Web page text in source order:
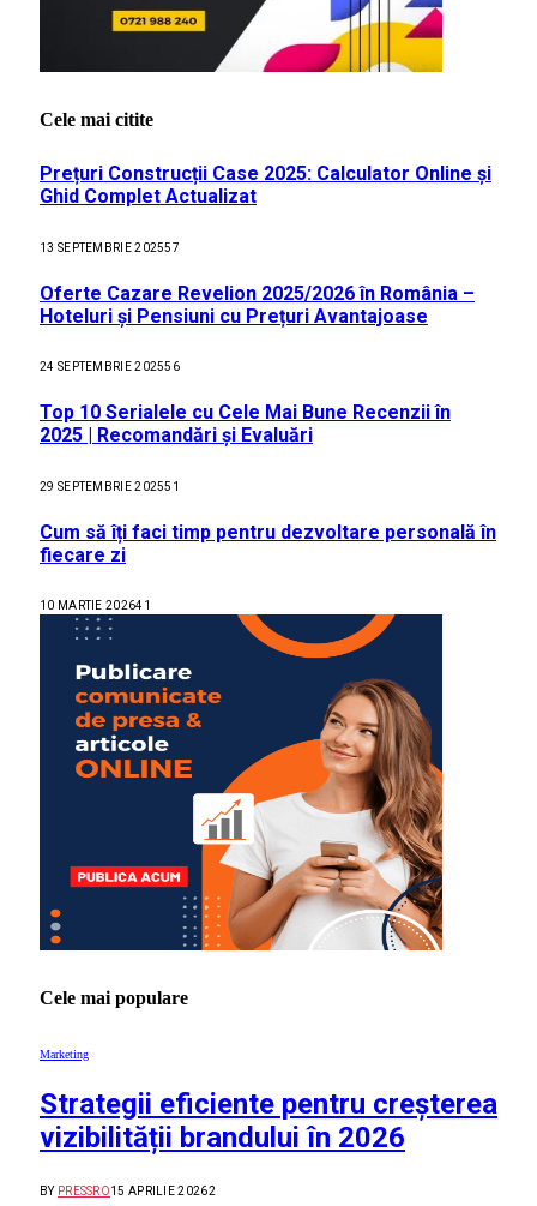
Cele mai citite
Prețuri Construcții Case 2025: Calculator Online și
Ghid Complet Actualizat
13 SEPTEMBRIE 202557
Oferte Cazare Revelion 2025/2026 în România –
Hoteluri și Pensiuni cu Prețuri Avantajoase
24 SEPTEMBRIE 202556
Top 10 Serialele cu Cele Mai Bune Recenzii în
2025 | Recomandări și Evaluări
29 SEPTEMBRIE 202551
Cum să îți faci timp pentru dezvoltare personală în
fiecare zi
10 MARTIE 202641
Cele mai populare
Marketing
Strategii eficiente pentru creșterea
vizibilității brandului în 2026
BY PRESSRO15 APRILIE 20262